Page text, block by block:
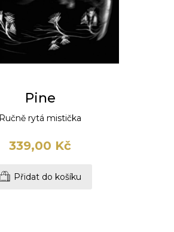
Pine
Ručně rytá mistička
339,00 Kč
Přidat do košíku